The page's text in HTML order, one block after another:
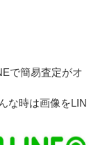
で簡易査定がオ
な時は画像をLIN